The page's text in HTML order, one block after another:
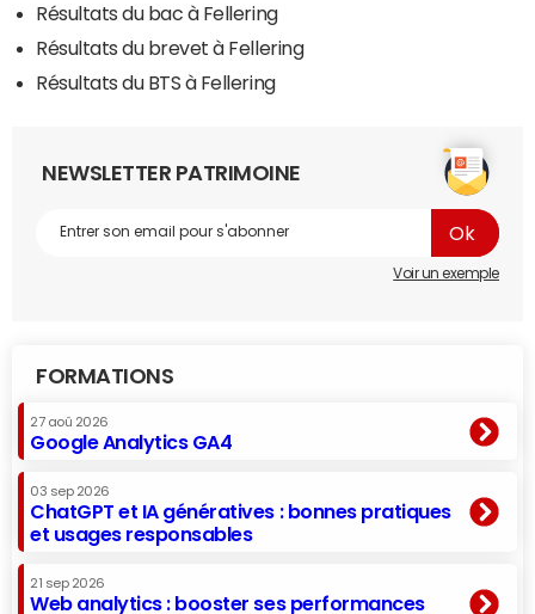
Résultats du bac à Fellering
Résultats du brevet à Fellering
Résultats du BTS à Fellering
NEWSLETTER PATRIMOINE
Voir un exemple
FORMATIONS
27 aoû 2026
Google Analytics GA4
03 sep 2026
ChatGPT et IA génératives : bonnes pratiques
et usages responsables
21 sep 2026
Web analytics : booster ses performances